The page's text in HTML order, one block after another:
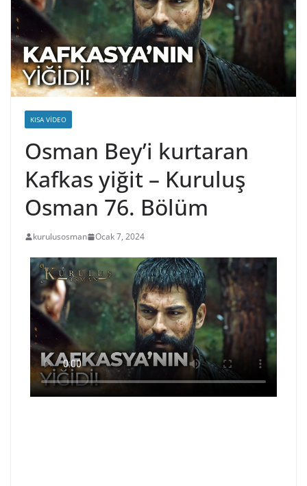
KISA VIDEO
Osman Bey’i kurtaran
Kafkas yiğit – Kuruluş
Osman 76. Bölüm
kurulusosman Ocak 7, 2024